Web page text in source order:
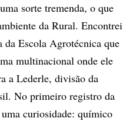
sorte tremenda, o que
da Rural. Encontrei
da Escola Agrotécnica que
multinacional onde ele
a Lederle, divisão da
No primeiro registro da
curiosidade: químico